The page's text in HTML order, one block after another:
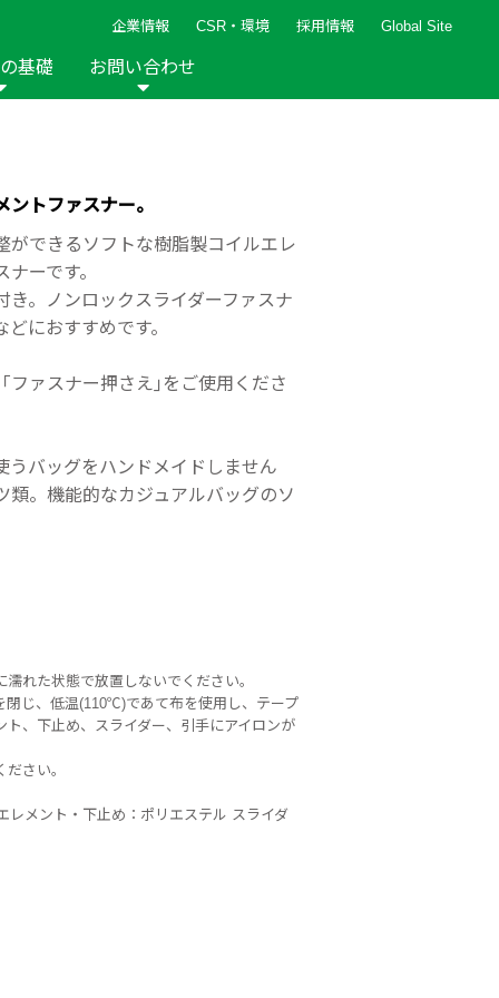
企業情報 CSR・環境 採用情報 Global Site
2013年 2012年
ルト
手芸用品
ッズ ペーパークラフト
基礎 お問い合わせ
トファスナー。
ができるソフトな樹脂製コイルエレ
ーです。
き。ノンロックスライダーファスナ
におすすめです。
ファスナー押さえ｣をご使用くださ
うバッグをハンドメイドしません
類。機能的なカジュアルバッグのソ
れた状態で放置しないでください。
じ、低温(110℃)であて布を使用し、テープ
、下止め、スライダー、引手にアイロンが
さい。
レメント・下止め：ポリエステル スライダ